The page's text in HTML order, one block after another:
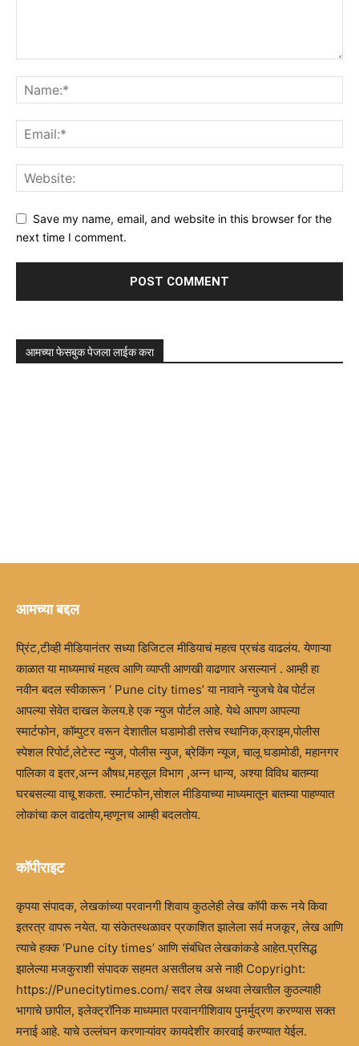
Save my name, email, and website in this browser for the
next time I comment.
आमच्या फेसबुक पेजला लाईक करा
आमच्या बद्दल
प्रिंट,टीव्ही मीडियानंतर सध्या डिजिटल मीडियाचं महत्व प्रचंड वाढलंय. येणाऱ्या
काळात या माध्यमाचं महत्व आणि व्याप्ती आणखी वाढणार असल्यानं . आम्ही हा
नवीन बदल स्वीकारून ‘ Pune city times’ या नावाने न्युजचे वेब पोर्टल
आपल्या सेवेत दाखल केलय.हे एक न्युज पोर्टल आहे. येथे आपण आपल्या
स्मार्टफोन, कॉम्पुटर वरून देशातील घडामोडी तसेच स्थानिक,क्राइम,पोलीस
स्पेशल रिपोर्ट,लेटेस्ट न्युज, पोलीस न्युज, ब्रेकिंग न्यूज, चालू घडामोडी, महानगर
पालिका व इतर,अन्न औषध,महसूल विभाग ,अन्न धान्य, अश्या विविध बातम्या
घरबसल्या वाचू शकता. स्मार्टफोन,सोशल मीडियाच्या माध्यमातून बातम्या पाहण्यात
लोकांचा कल वाढतोय,म्हणूनच आम्ही बदलतोय.
कॉपीराइट
कृपया संपादक, लेखकांच्या परवानगी शिवाय कुठलेही लेख कॉपी करू नये किवा
इतरत्र वापरू नयेत. या संकेतस्थळावर प्रकाशित झालेला सर्व मजकूर, लेख आणि
त्याचे हक्क ‘Pune city times’ आणि संबंधित लेखकांकडे आहेत.प्रसिद्ध
झालेल्या मजकुराशी संपादक सहमत असतीलच असे नाही Copyright:
https://Punecitytimes.com/ सदर लेख अथवा लेखातील कुठल्याही
भागाचे छापील, इलेक्ट्रॉनिक माध्यमात परवानगीशिवाय पुनर्मुद्रण करण्यास सक्त
मनाई आहे. याचे उल्लंघन करणाऱ्यांवर कायदेशीर कारवाई करण्यात येईल.